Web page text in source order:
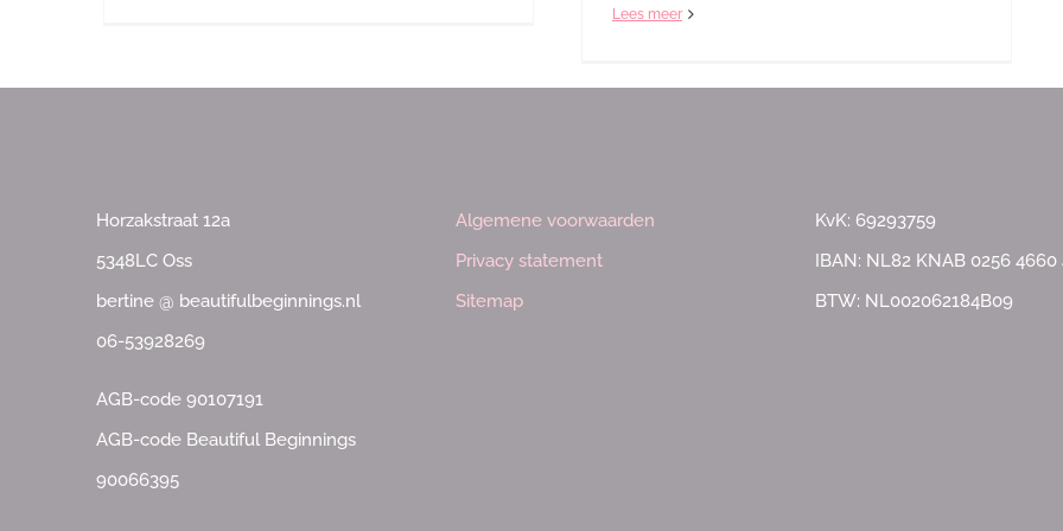
Lees meer
Horzakstraat 12a
5348LC Oss
bertine @ beautifulbeginnings.nl
06-53928269
AGB-code 90107191
AGB-code Beautiful Beginnings
90066395
Algemene voorwaarden
Privacy statement
Sitemap
KvK: 69293759
IBAN: NL82 KNAB 0256 4660
BTW: NL002062184B09